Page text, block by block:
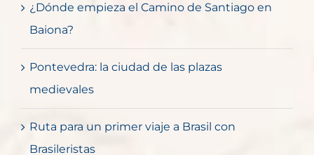
¿Dónde empieza el Camino de Santiago en
Baiona?
Pontevedra: la ciudad de las plazas
medievales
Ruta para un primer viaje a Brasil con
Brasileristas